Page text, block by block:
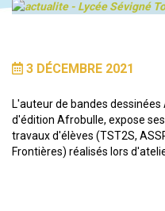
3 DÉCEMBRE 2021
L'auteur de bandes
d'édition Afrobulle, expose
travaux d'élèves (TST2S,
Frontières) réalisés lors